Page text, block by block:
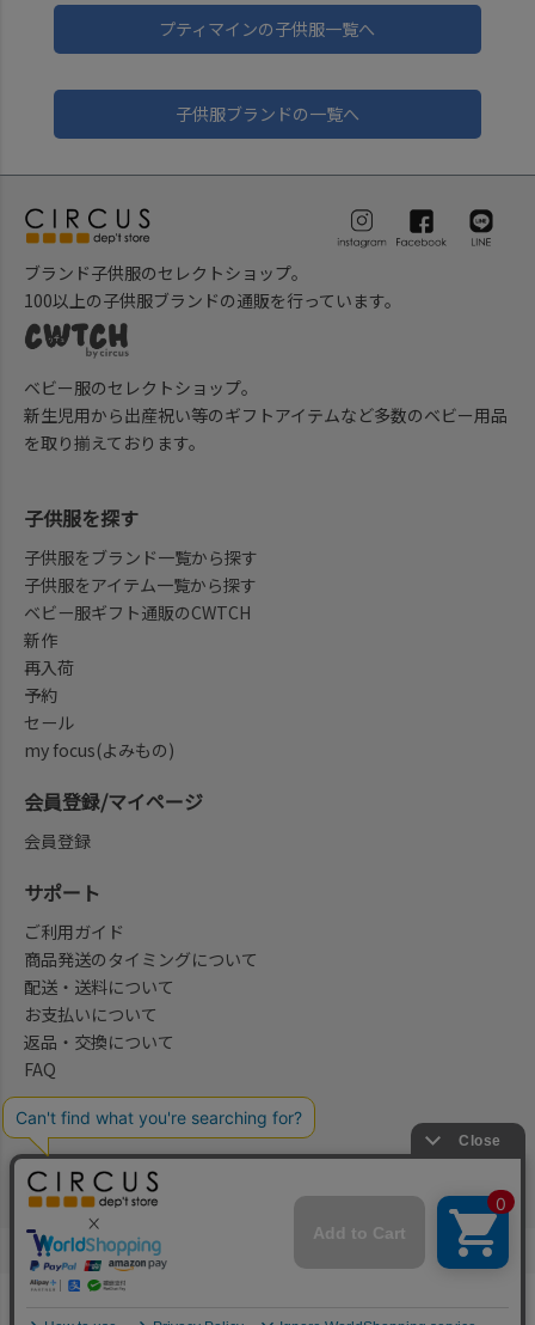
プティマインの子供服一覧へ
子供服ブランドの一覧へ
ブランド子供服のセレクトショップ。
100以上の子供服ブランドの通販を行っています。
ベビー服のセレクトショップ。
新生児用から出産祝い等のギフトアイテムなど多数のベビー用品
を取り揃えております。
会社概要/お問合せ先
子供服を探す
子供服をブランド一覧から探す
子供服をアイテム一覧から探す
ベビー服ギフト通販のCWTCH
新作
再入荷
予約
セール
my focus(よみもの)
会員登録/マイページ
会員登録
サポート
ご利用ガイド
商品発送のタイミングについて
配送・送料について
お支払いについて
返品・交換について
FAQ
法律に基づく表示 プライバシーポリシー
©2004-2026 子供服・キッズ服の通販Circus All Rights reserved.